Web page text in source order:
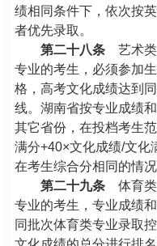
绩相同条件下，依次按
者优先录取。
第二十八条 艺术类
专业的考生，必须参加
格，高考文化成绩达到
线。湖南省按专业成绩
其它省份，在投档考生
满分+40×文化成绩/文化
在考生综合分相同的情
第二十九条 体育类
专业的考生，专业成绩
同批次体育类专业录取